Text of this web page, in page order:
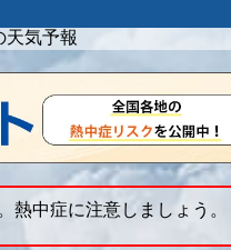
天気予報
熱中症に注意しましょう。